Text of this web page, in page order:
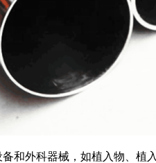
外科器械，如植入物、植